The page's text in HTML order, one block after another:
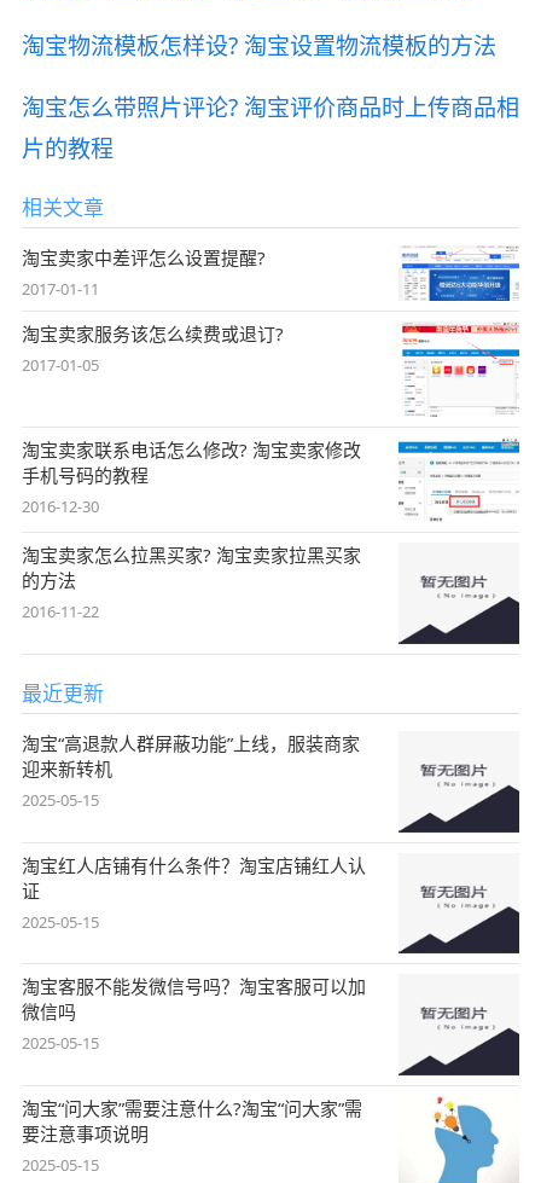
淘宝物流模板怎样设? 淘宝设置物流模板的方法
淘宝怎么带照片评论? 淘宝评价商品时上传商品相
片的教程
相关文章
淘宝卖家中差评怎么设置提醒?
2017-01-11
淘宝卖家服务该怎么续费或退订?
2017-01-05
淘宝卖家联系电话怎么修改? 淘宝卖家修改
手机号码的教程
2016-12-30
淘宝卖家怎么拉黑买家? 淘宝卖家拉黑买家
的方法
2016-11-22
最近更新
淘宝“高退款人群屏蔽功能”上线，服装商家
迎来新转机
2025-05-15
淘宝红人店铺有什么条件？淘宝店铺红人认
证
2025-05-15
淘宝客服不能发微信号吗？淘宝客服可以加
微信吗
2025-05-15
淘宝“问大家”需要注意什么?淘宝“问大家”需
要注意事项说明
2025-05-15